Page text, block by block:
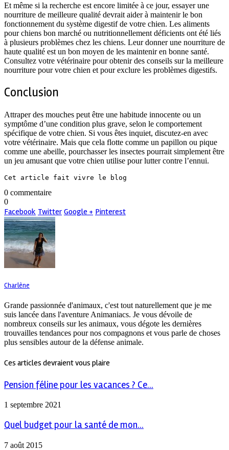
Et même si la recherche est encore limitée à ce jour, essayer une
nourriture de meilleure qualité devrait aider à maintenir le bon
fonctionnement du système digestif de votre chien. Les aliments
pour chiens bon marché ou nutritionnellement déficients ont été liés
à plusieurs problèmes chez les chiens. Leur donner une nourriture de
haute qualité est un bon moyen de les maintenir en bonne santé.
Consultez votre vétérinaire pour obtenir des conseils sur la meilleure
nourriture pour votre chien et pour exclure les problèmes digestifs.
Conclusion
Attraper des mouches peut être une habitude innocente ou un
symptôme d’une condition plus grave, selon le comportement
spécifique de votre chien. Si vous êtes inquiet, discutez-en avec
votre vétérinaire. Mais que cela flotte comme un papillon ou pique
comme une abeille, pourchasser les insectes pourrait simplement être
un jeu amusant que votre chien utilise pour lutter contre l’ennui.
Cet article fait vivre le blog
0 commentaire
0
Facebook Twitter Google + Pinterest
Charlène
Grande passionnée d'animaux, c'est tout naturellement que je me
suis lancée dans l'aventure Animaniacs. Je vous dévoile de
nombreux conseils sur les animaux, vous dégote les dernières
trouvailles tendances pour nos compagnons et vous parle de choses
plus sensibles autour de la défense animale.
Ces articles devraient vous plaire
Pension féline pour les vacances ? Ce...
1 septembre 2021
Quel budget pour la santé de mon...
7 août 2015